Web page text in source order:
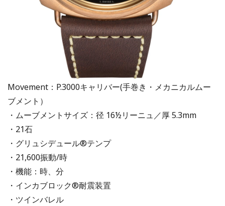
Movement：P.3000キャリバー(手巻き・メカニカルムー
ブメント）
・ムーブメントサイズ：径 16½リーニュ／厚 5.3mm
・21石
・グリュシデュール®テンプ
・21,600振動/時
・機能：時、分
・インカブロック®耐震装置
・ツインバレル